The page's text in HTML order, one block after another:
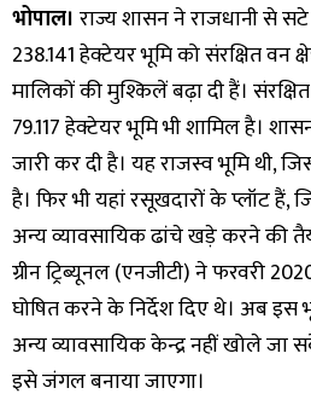
भोपाल। राज्य शासन ने राजधानी से सटे
238.141 हेक्टेयर भूमि को संरक्षित वन
मालिकों की मुश्किलें बढ़ा दी हैं।
79.117 हेक्टेयर भूमि भी शामिल है।
जारी कर दी है। यह राजस्व भूमि थी,
है। फिर भी यहां रसूखदारों के प्लॉट हैं,
अन्य व्यावसायिक ढांचे खड़े करने की
ग्रीन ट्रिब्यूनल (एनजीटी) ने फरवरी
घोषित करने के निर्देश दिए थे। अब इस
अन्य व्यावसायिक केन्द्र नहीं खोले जा
इसे जंगल बनाया जाएगा।